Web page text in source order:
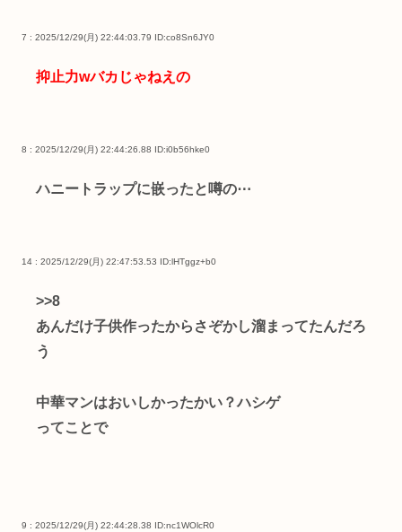
7 : 2025/12/29(月) 22:44:03.79 ID:co8Sn6JY0
抑止力wバカじゃねえの
8 : 2025/12/29(月) 22:44:26.88 ID:i0b56hke0
ハニートラップに嵌ったと噂の⋯
14 : 2025/12/29(月) 22:47:53.53 ID:lHTggz+b0
>>8
あんだけ子供作ったからさぞかし溜まってたんだろ
う
中華マンはおいしかったかい？ハシゲ
ってことで
9 : 2025/12/29(月) 22:44:28.38 ID:nc1WOlcR0